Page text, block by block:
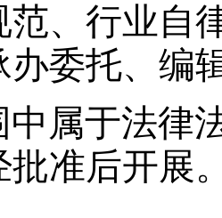
范、行业自
办委托、编
中属于法律
批准后开展